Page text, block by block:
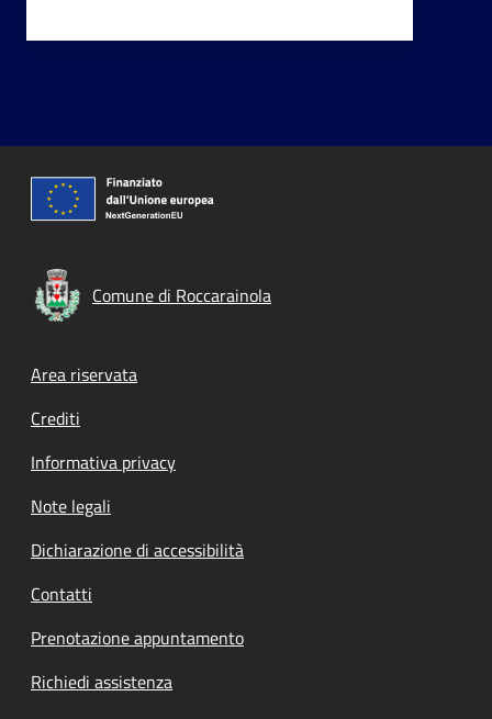
Comune di Roccarainola
Footer menu
Area riservata
Crediti
Informativa privacy
Note legali
Dichiarazione di accessibilità
Contatti
Prenotazione appuntamento
Richiedi assistenza